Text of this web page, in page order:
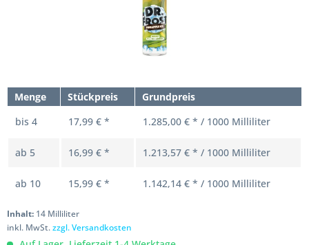
Menge Stückpreis
Grundpreis
bis 4 17,99 € * 1.285,00 € * / 1000 Milliliter
ab 5 16,99 € * 1.213,57 € * / 1000 Milliliter
ab 10 15,99 € * 1.142,14 € * / 1000 Milliliter
Inhalt: 14 Milliliter
inkl. MwSt.zzgl. Versandkosten